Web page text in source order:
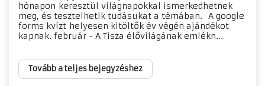
hónapon keresztül világnapokkal ismerkedhetnek
meg, és tesztelhetik tudásukat a témában. A google
forms kvízt helyesen kitöltők év végén ajándékot
kapnak. február - A Tisza élővilágának emlékn...
Tovább a teljes bejegyzéshez